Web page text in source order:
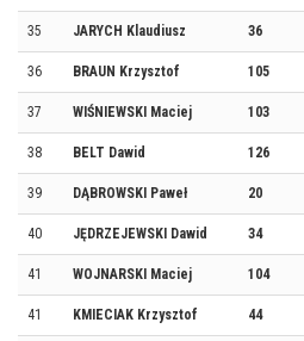
35 JARYCH Klaudiusz 36
36 BRAUN Krzysztof 105
37 WIŚNIEWSKI Maciej 103
38 BELT Dawid 126
39 DĄBROWSKI Paweł 20
40 JĘDRZEJEWSKI Dawid 34
41 WOJNARSKI Maciej 104
41 KMIECIAK Krzysztof 44